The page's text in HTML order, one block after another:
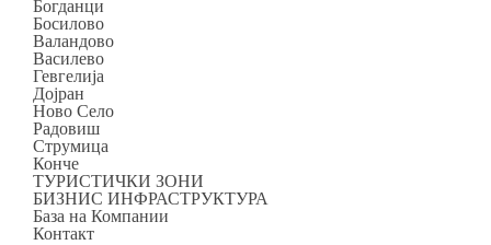
Богданци
Босилово
Валандово
Василево
Гевгелија
Дојран
Ново Село
Радовиш
Струмица
Конче
ТУРИСТИЧКИ ЗОНИ
БИЗНИС ИНФРАСТРУКТУРА
База на Компании
Контакт